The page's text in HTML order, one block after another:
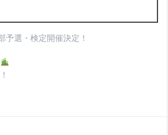
予選・検定開催決定！